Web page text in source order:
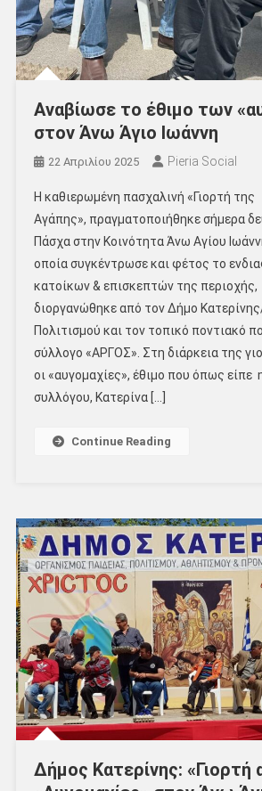
Αναβίωσε το έθιμο των
στον Άνω Άγιο Ιωάννη
22 Απριλίου 2025 Pieria Social
H καθιερωμένη πασχαλινή «Γιορτή της
Αγάπης», πραγματοποιήθηκε σήμερα
Πάσχα στην Κοινότητα Άνω Αγίου
οποία συγκέντρωσε και φέτος το
κατοίκων & επισκεπτών της περιοχής,
διοργανώθηκε από τον Δήμο
Πολιτισμού και τον τοπικό ποντιακό
σύλλογο «ΑΡΓΟΣ». Στη διάρκεια της
οι «αυγομαχίες», έθιμο που όπως είπε
συλλόγου, Κατερίνα […]
Continue Reading
Δήμος Κατερίνης: «Γιορτή